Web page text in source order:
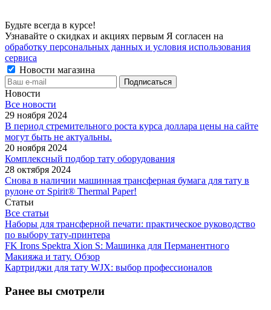
Будьте всегда в курсе!
Узнавайте о скидках и акциях первым Я согласен на
обработку персональных данных и условия использования
сервиса
Новости магазина
Новости
Все новости
29 ноября 2024
В период стремительного роста курса доллара цены на сайте
могут быть не актуальны.
20 ноября 2024
Комплексный подбор тату оборудования
28 октября 2024
Снова в наличии машинная трансферная бумага для тату в
рулоне от Spirit® Thermal Paper!
Статьи
Все статьи
Наборы для трансферной печати: практическое руководство
по выбору тату‑принтера
FK Irons Spektra Xion S: Машинка для Перманентного
Макияжа и тату. Обзор
Картриджи для тату WJX: выбор профессионалов
Ранее вы смотрели